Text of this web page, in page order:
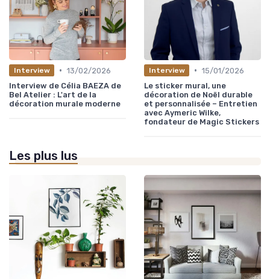
Interview • 13/02/2026
Interview de Célia BAEZA de
Bel Atelier : L'art de la
décoration murale moderne
Interview • 15/01/2026
Le sticker mural, une
décoration de Noël durable
et personnalisée – Entretien
avec Aymeric Wilke,
fondateur de Magic Stickers
Les plus lus